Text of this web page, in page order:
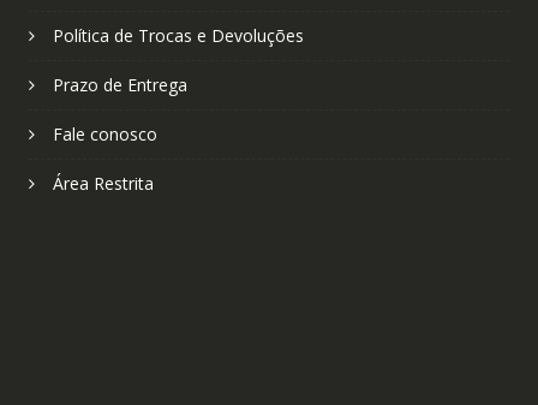
Política de Trocas e Devoluções
Prazo de Entrega
Fale conosco
Área Restrita